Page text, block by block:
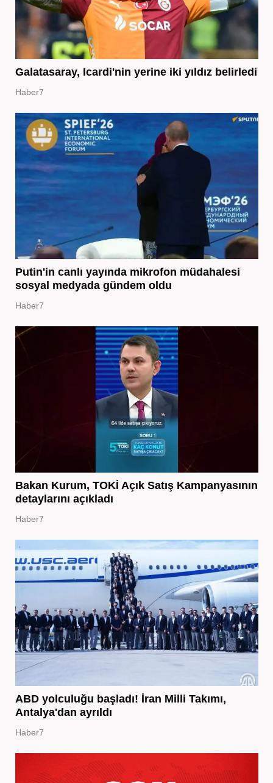
Galatasaray, Icardi'nin yerine iki yıldız belirledi
Haber7
Putin'in canlı yayında mikrofon müdahalesi
sosyal medyada gündem oldu
Haber7
Bakan Kurum, TOKİ Açık Satış Kampanyasının
detaylarını açıkladı
Haber7
ABD yolculuğu başladı! İran Milli Takımı,
Antalya'dan ayrıldı
Haber7